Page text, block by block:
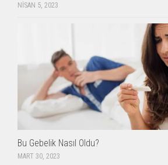
NISAN 5, 2023
Bu Gebelik Nasıl Oldu?
MART 30, 2023